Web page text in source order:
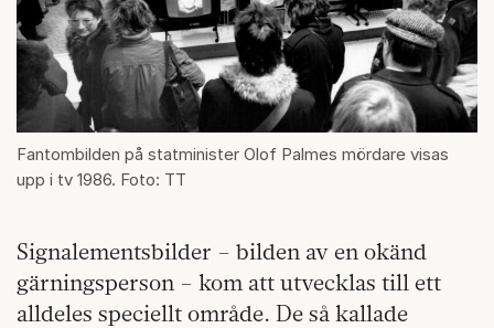
Fantombilden på statminister Olof Palmes mördare visas
upp i tv 1986. Foto: TT
Signalementsbilder – bilden av en okänd
gärningsperson – kom att utvecklas till ett
alldeles speciellt område. De så kallade